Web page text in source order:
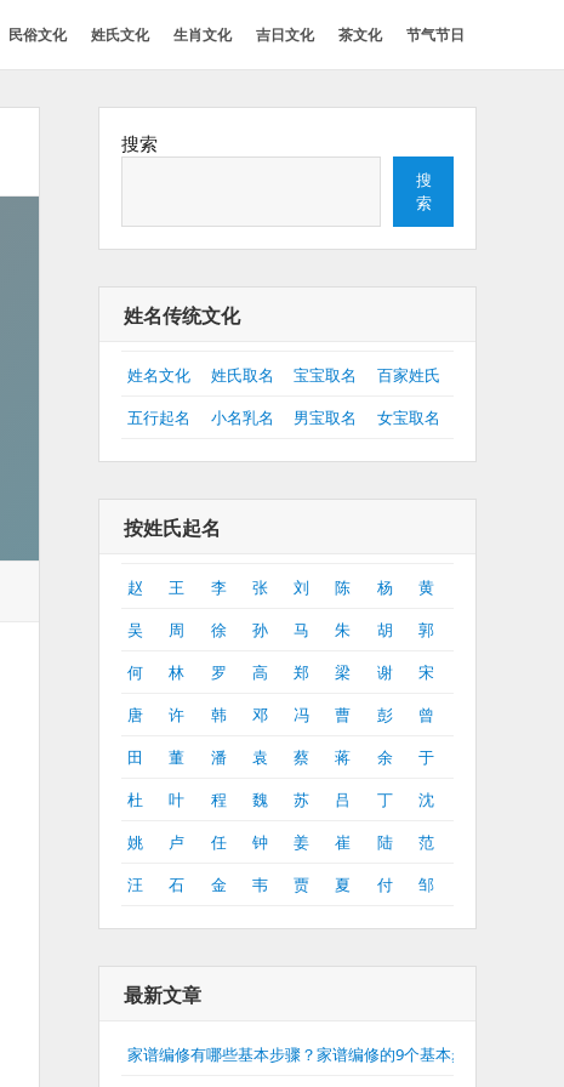
民俗文化 姓氏文化 生肖文化 吉日文化 茶文化 节气节日
搜索
搜
索
姓名传统文化
姓名文化 姓氏取名 宝宝取名
百家姓氏
五行起名
小名乳名 男宝取名 女宝取名
按姓氏起名
赵 王 李 张 刘 陈 杨
黄
吴
周 徐 孙 马 朱 胡
郭
何
林 罗 高 郑 梁 谢
宋
唐
许 韩 邓 冯 曹 彭
曾
田
董 潘 袁 蔡 蒋 余
于
杜
叶 程 魏 苏 吕 丁
沈
姚
卢 任 钟 姜 崔 陆
范
汪
石 金 韦 贾 夏 付 邹
最新文章
家谱编修有哪些基本步骤？家谱编修的9个基本步骤介绍